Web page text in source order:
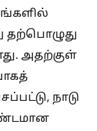
தற்பொழுது
அதற்குள்
நாடு